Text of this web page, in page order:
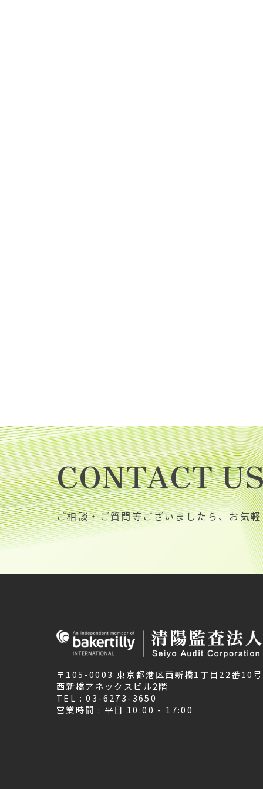
CONTACT
ご相談・ご質問等ございましたら、お気
〒105-0003 東京都港区西新橋1丁目22番10号
西新橋アネックスビル2階
TEL : 03-6273-3650
営業時間 : 平日 10:00 - 17:00